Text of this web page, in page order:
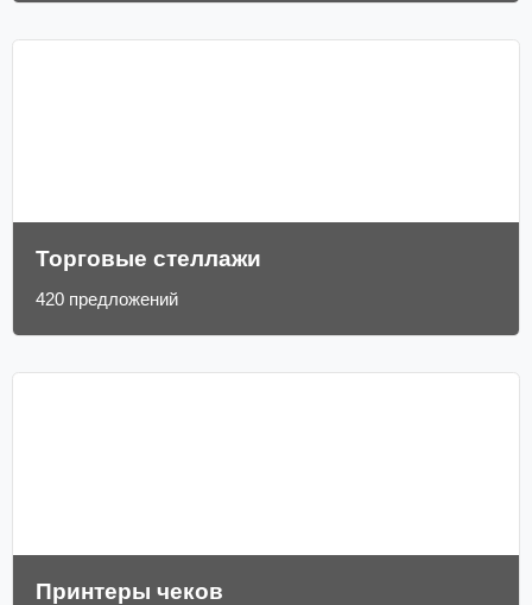
Торговые стеллажи
420 предложений
Принтеры чеков